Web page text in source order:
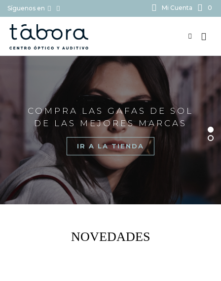
Síguenos en Mi Cuenta 0
COMPRA LAS GAFAS DE SOL
DE LAS MEJORES MARCAS
IR A LA TIENDA
NOVEDADES